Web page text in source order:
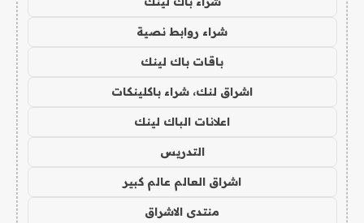
شراء روابط نصية
باقات باك لينك
اشراق لنك، شراء باكلينكات
اعلانات الباك لينك
التدريس
اشراق العالم عالم كبير
منتدى الاشراق